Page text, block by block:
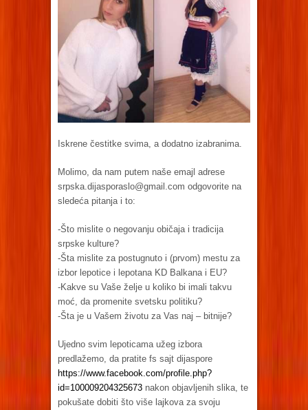
Iskrene čestitke svima, a dodatno izabranima.
Molimo, da nam putem naše emajl adrese
srpska.dijasporaslo@gmail.com odgovorite na
sledeća pitanja i to:
-Što mislite o negovanju običaja i tradicija
srpske kulture?
-Šta mislite za postugnuto i (prvom) mestu za
izbor lepotice i lepotana KD Balkana i EU?
-Kakve su Vaše želje u koliko bi imali takvu
moć, da promenite svetsku politiku?
-Šta je u Vašem životu za Vas naj – bitnije?
Ujedno svim lepoticama užeg izbora
predlažemo, da pratite fs sajt dijaspore
https://www.facebook.com/profile.php?
id=100009204325673 nakon objavljenih slika, te
pokušate dobiti što više lajkova za svoju